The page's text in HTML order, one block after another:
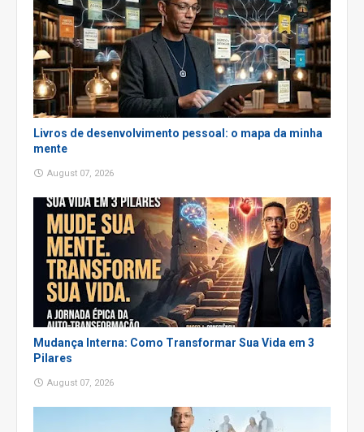
Livros de desenvolvimento pessoal: o mapa da minha
mente
August 07, 2026
Mudança Interna: Como Transformar Sua Vida em 3
Pilares
August 07, 2026